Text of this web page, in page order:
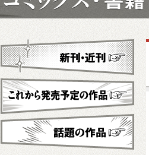
新刊・近刊
これから発売予定